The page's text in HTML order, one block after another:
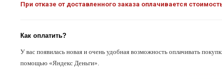
При отказе от доставленного заказа оплачивается
Как оплатить?
У вас появилась новая и очень удобная возможность оплачивать
помощью «Яндекс Деньги».